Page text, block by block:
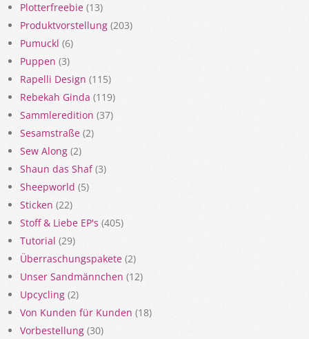
Plotterfreebie (13)
Produktvorstellung (203)
Pumuckl (6)
Puppen (3)
Rapelli Design (115)
Rebekah Ginda (119)
Sammleredition (37)
Sesamstraße (2)
Sew Along (2)
Shaun das Shaf(3)
Sheepworld (5)
Sticken (22)
Stoff & Liebe EP's (405)
Tutorial (29)
Überraschungspakete (2)
Unser Sandmännchen (12)
Upcycling (2)
Von Kunden für Kunden (18)
Vorbestellung (30)